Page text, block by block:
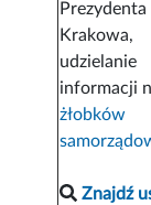
Krakowa,
udzielanie
informacji
żłobków
Znajdź